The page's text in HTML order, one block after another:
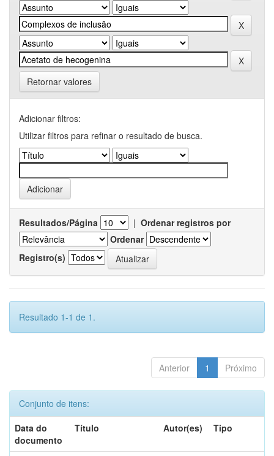
Retornar valores
Adicionar filtros:
Utilizar filtros para refinar o resultado de busca.
Resultados/Página | Ordenar registros por
Ordenar
Registro(s)
Resultado 1-1 de 1.
Anterior 1 Próximo
Conjunto de itens:
Data do
documento
Título Autor(es) Tipo